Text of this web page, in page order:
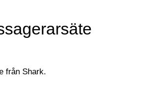
från Shark.